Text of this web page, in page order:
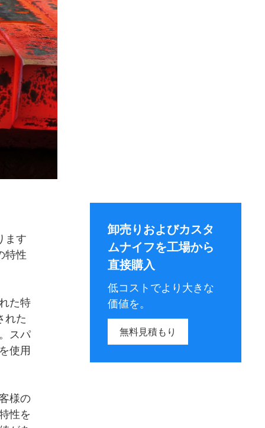
ます
特性
た特
れた
スパ
使用
様の
性を
卸売りおよびカスタ
ムナイフを工場から
直接購入
低コストでより大きな
価値を。
無料見積もり